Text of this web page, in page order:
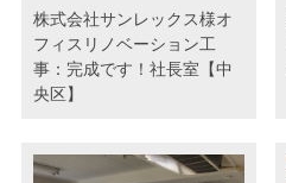
株式会社サンレックス様オ
フィスリノベーション工
事：完成です！社長室【中
央区】